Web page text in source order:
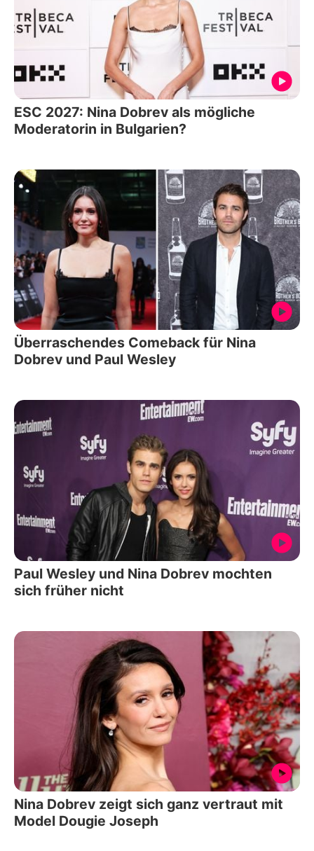
ESC 2027: Nina Dobrev als mögliche
Moderatorin in Bulgarien?
Überraschendes Comeback für Nina
Dobrev und Paul Wesley
Paul Wesley und Nina Dobrev mochten
sich früher nicht
Nina Dobrev zeigt sich ganz vertraut mit
Model Dougie Joseph